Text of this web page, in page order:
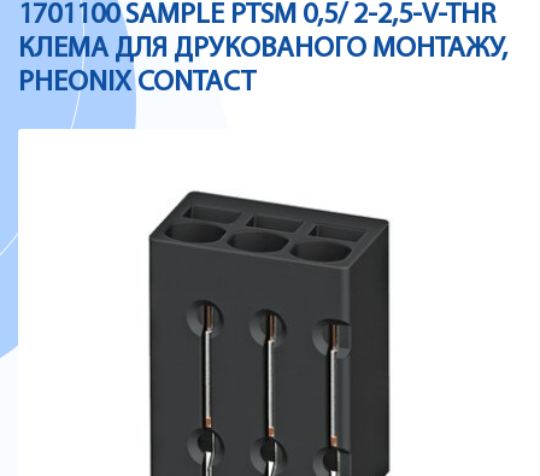
1701100 SAMPLE PTSM 0,5/ 2-2,5-V-THR
КЛЕМА ДЛЯ ДРУКОВАНОГО МОНТАЖУ,
PHEONIX CONTACT